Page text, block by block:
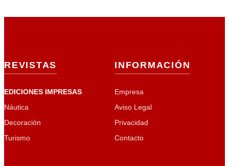
REVISTAS
EDICIONES IMPRESAS
Náutica
Decoración
Turismo
INFORMACIÓN
Empresa
Aviso Legal
Privacidad
Contacto